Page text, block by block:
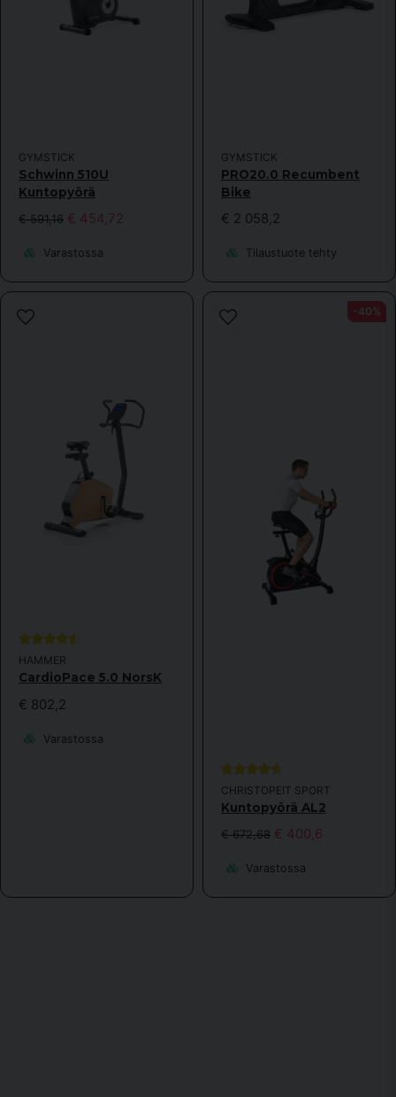
GYMSTICK
Schwinn 510U
Kuntopyörä
€ 591,16 € 454,72
Varastossa
GYMSTICK
PRO20.0 Recumbent
Bike
€ 2 058,2
Tilaustuote tehty
HAMMER
CardioPace 5.0 NorsK
€ 802,2
Varastossa
CHRISTOPEIT SPORT
Kuntopyörä AL2
€ 672,68 € 400,6
Varastossa
-40%